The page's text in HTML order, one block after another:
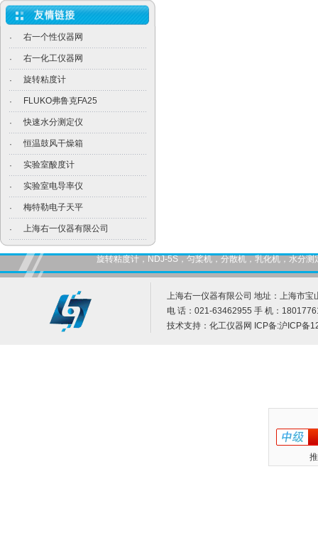
· 右一个性仪器网
· 右一化工仪器网
· 旋转粘度计
· FLUKO弗鲁克FA25
· 快速水分测定仪
· 恒温鼓风干燥箱
· 实验室酸度计
· 实验室电导率仪
· 梅特勒电子天平
· 上海右一仪器有限公司
旋转粘度计，NDJ-5S，匀桨机，分散机，乳化机，水分
上海右一仪器有限公司 地址：上海市宝
电 话：021-63462955 手 机：
技术支持： 化工仪器网 ICP备:沪ICP备